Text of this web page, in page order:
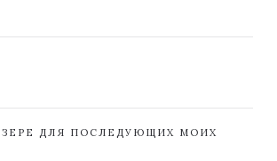
ДЛЯ ПОСЛЕДУЮЩИХ МОИХ